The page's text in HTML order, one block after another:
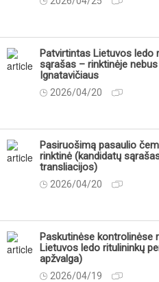
Patvirtintas Lietuvos ledo
sąrašas – rinktinėje
Ignatavičiaus
2026/04/20
Pasiruošimą pasaulio
rinktinė (kandidatų
transliacijos)
2026/04/20
Paskutinėse kontrolinėse
Lietuvos ledo ritulininkų
apžvalga)
2026/04/19